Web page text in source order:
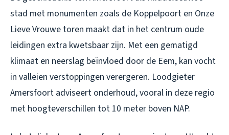
stad met monumenten zoals de Koppelpoort en Onze
Lieve Vrouwe toren maakt dat in het centrum oude
leidingen extra kwetsbaar zijn. Met een gematigd
klimaat en neerslag beïnvloed door de Eem, kan vocht
in valleien verstoppingen verergeren. Loodgieter
Amersfoort adviseert onderhoud, vooral in deze regio
met hoogteverschillen tot 10 meter boven NAP.